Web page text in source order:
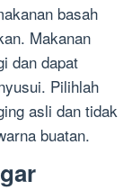
basah
Makanan
dan dapat
Pilihlah
asli dan tidak
buatan.